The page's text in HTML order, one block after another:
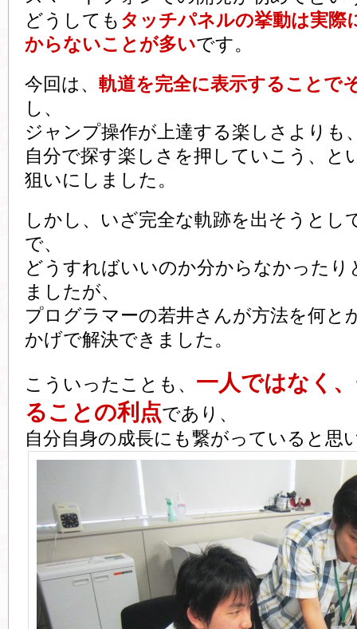
どうしても タッチパネルの挙動は実際
からないことが多いです。
今回は、 軌道を完全に表示することで
し、
ジャンプ操作が上達する楽しさよりも
自分で探す楽しさを押していこう、と
狙いにしました。
しかし、いざ完全な軌跡を出そうとし
で、
どうすればいいのか分からなかった
ましたが、
プログラマーの若井さんが方法を何と
かげで解決できました。
こういったことも、 一人ではなく
ることの利点であり、
自分自身の成長にも繋がっていると思